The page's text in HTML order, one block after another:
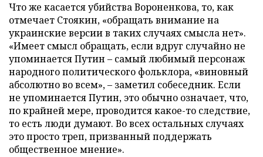
Что же касается убийства Вороненкова, то, как
отмечает Стоякин, «обращать внимание на
украинские версии в таких случаях смысла нет».
«Имеет смысл обращать, если вдруг случайно не
упоминается Путин – самый любимый персонаж
народного политического фольклора, «виновный
абсолютно во всем», – заметил собеседник. Если
не упоминается Путин, это обычно означает, что,
по крайней мере, проводится какое-то следствие,
то есть люди думают. Во всех остальных случаях
это просто треп, призванный поддержать
общественное мнение».